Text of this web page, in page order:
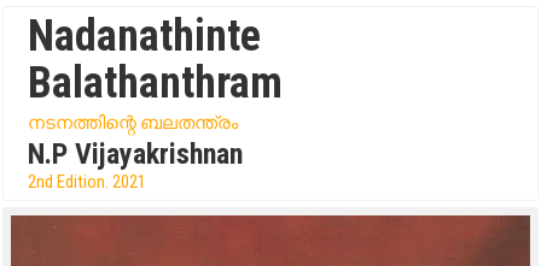
Nadanathinte
Balathanthram
നടനത്തിന്റെ ബലതന്ത്രം
N.P Vijayakrishnan
2nd Edition. 2021